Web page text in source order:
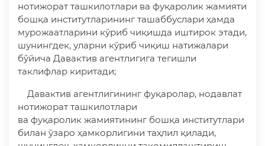
нотижорат ташкилотлари ва фуқаролик жамияти
бошқа институтларининг ташаббуслари ҳамда
мурожаатларини кўриб чиқишда иштирок этади,
шунингдек, уларни кўриб чиқиш натижалари
бўйича Давактив агентлигига тегишли
таклифлар киритади;
Давактив агентлигининг фуқаролар, нодавлат
нотижорат ташкилотлари
ва фуқаролик жамиятининг бошқа институтлари
билан ўзаро ҳамкорлигини таҳлил қилади,